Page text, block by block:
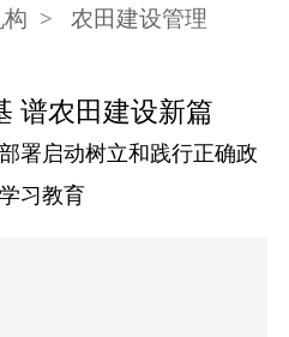
>
农田建设管理
谱农田建设新篇
署启动树立和践行正确政
习教育